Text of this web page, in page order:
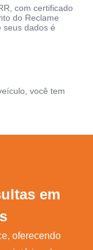
com certificado
do Reclame
seus dados é
você tem
em
oferecendo